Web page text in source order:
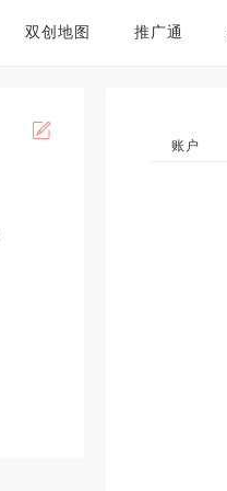
双创地图 推广通
账户